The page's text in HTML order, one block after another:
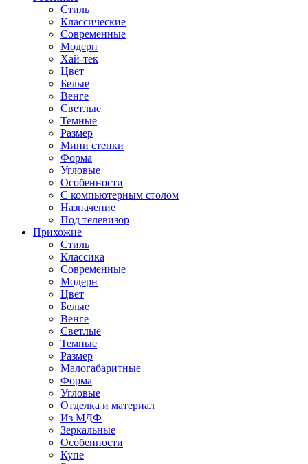
Стиль
Классические
Современные
Модерн
Хай-тек
Цвет
Белые
Венге
Светлые
Темные
Размер
Мини стенки
Форма
Угловые
Особенности
С компьютерным столом
Назначение
Под телевизор
Прихожие
Стиль
Классика
Современные
Модерн
Цвет
Белые
Венге
Светлые
Темные
Размер
Малогабаритные
Форма
Угловые
Отделка и материал
Из МДФ
Зеркальные
Особенности
Купе